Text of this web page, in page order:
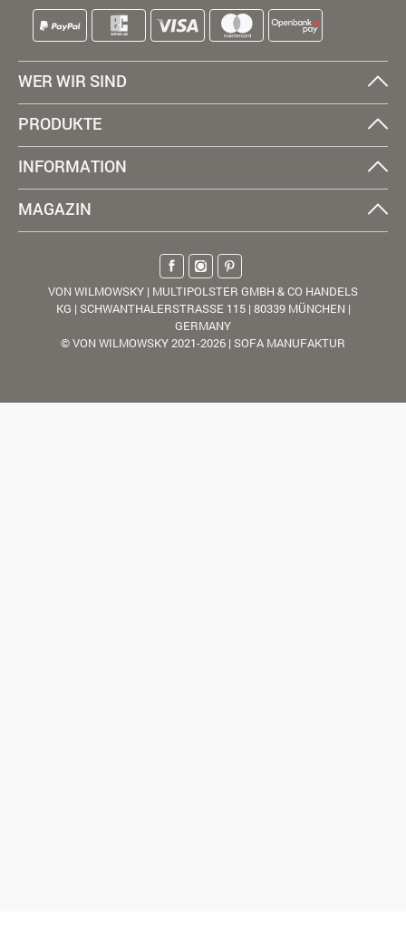
WER WIR SIND
PRODUKTE
INFORMATION
MAGAZIN
VON WILMOWSKY | MULTIPOLSTER GMBH & CO HANDELS
KG | SCHWANTHALERSTRASSE 115 | 80339 MÜNCHEN |
GERMANY
© VON WILMOWSKY 2021-2026 | SOFA MANUFAKTUR